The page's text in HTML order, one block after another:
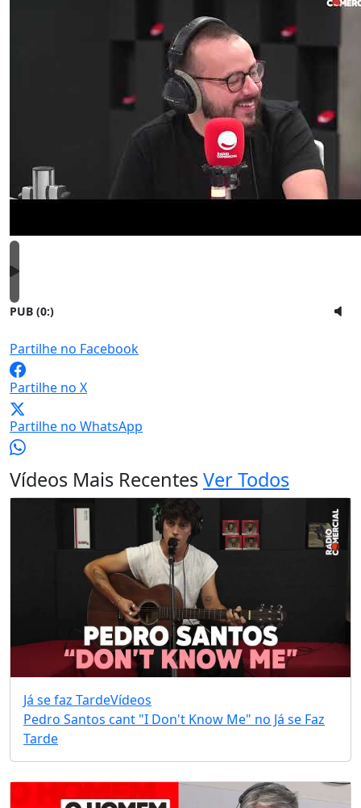
PUB (0:)
Partilhe no Facebook
Partilhe no X
Partilhe no WhatsApp
Vídeos Mais RecentesVer Todos
Já se faz TardeVídeos
Pedro Santos cant "I Don't Know Me" no Já se Faz
Tarde